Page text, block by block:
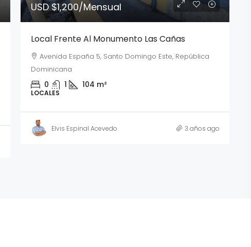
USD $1,200/Mensual
Local Frente Al Monumento Las Cañas
Avenida España 5, Santo Domingo Este, República
Dominicana
0 1 104 m²
LOCALES
Elvis Espinal Acevedo 3 años ago